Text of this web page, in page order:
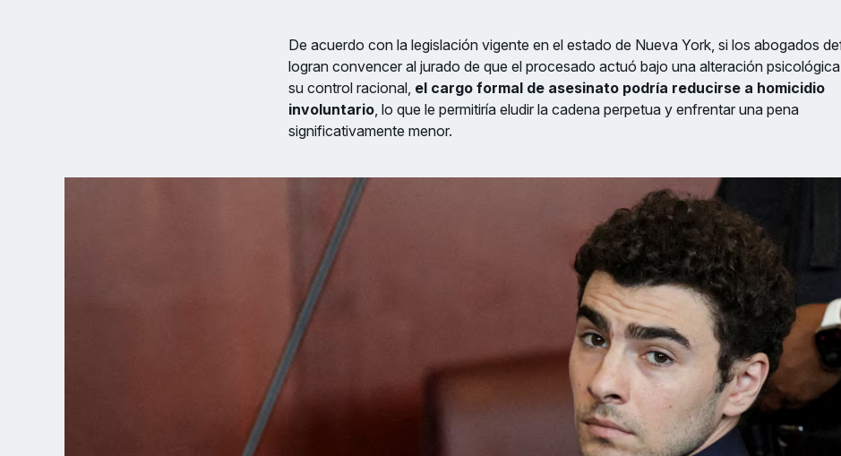
De acuerdo con la legislación vigente en el estado de Nueva York, si los abogados
logran convencer al jurado de que el procesado actuó bajo una alteración
su control racional, el cargo formal de asesinato podría reducirse a homicidio
involuntario, lo que le permitiría eludir la cadena perpetua y enfrentar una pena
significativamente menor.